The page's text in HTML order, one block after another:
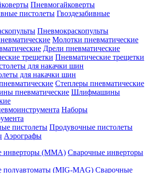
Пневмогайковерты
Гвоздезабивные
Пневмокраскопульты
Молотки пневматические
Дрели пневматические
Пневматические трещетки
для накачки шин
Степлеры пневматические
Шлифмашины
Наборы
Продувочные пистолеты
Аэрографы
Сварочные инверторы
Сварочные